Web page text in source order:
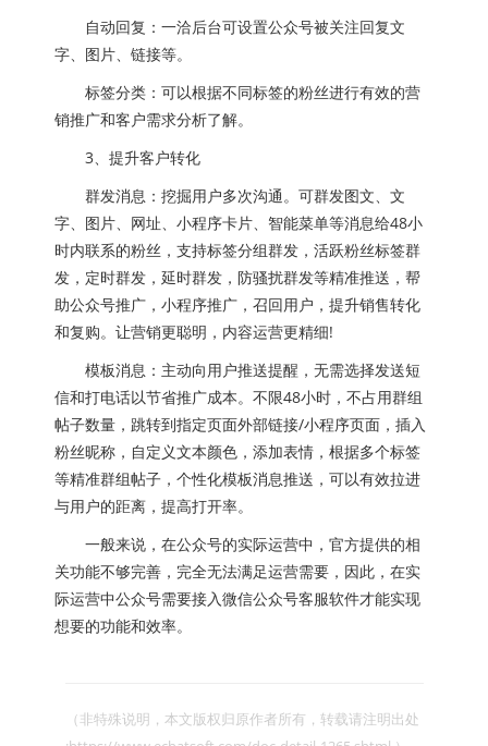
自动回复：一洽后台可设置公众号被关注回复文
字、图片、链接等。
标签分类：可以根据不同标签的粉丝进行有效的营
销推广和客户需求分析了解。
3、提升客户转化
群发消息：挖掘用户多次沟通。可群发图文、文
字、图片、网址、小程序卡片、智能菜单等消息给48小
时内联系的粉丝，支持标签分组群发，活跃粉丝标签群
发，定时群发，延时群发，防骚扰群发等精准推送，帮
助公众号推广，小程序推广，召回用户，提升销售转化
和复购。让营销更聪明，内容运营更精细!
模板消息：主动向用户推送提醒，无需选择发送短
信和打电话以节省推广成本。不限48小时，不占用群组
帖子数量，跳转到指定页面外部链接/小程序页面，插入
粉丝昵称，自定义文本颜色，添加表情，根据多个标签
等精准群组帖子，个性化模板消息推送，可以有效拉进
与用户的距离，提高打开率。
一般来说，在公众号的实际运营中，官方提供的相
关功能不够完善，完全无法满足运营需要，因此，在实
际运营中公众号需要接入微信公众号客服软件才能实现
想要的功能和效率。
（非特殊说明，本文版权归原作者所有，转载请注明出处